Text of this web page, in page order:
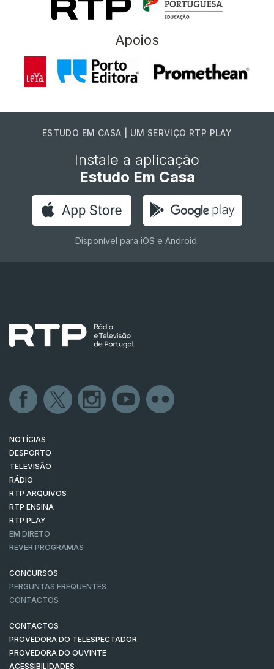
Apoios
ESTUDO EM CASA | UM SERVIÇO RTP PLAY
Instale a aplicação
Estudo Em Casa
Disponível para iOS e Android.
NOTÍCIAS
DESPORTO
TELEVISÃO
RÁDIO
RTP ARQUIVOS
RTP ENSINA
RTP PLAY
EM DIRETO
REVER PROGRAMAS
CONCURSOS
PERGUNTAS FREQUENTES
CONTACTOS
CONTACTOS
PROVEDORA DO TELESPECTADOR
PROVEDORA DO OUVINTE
ACESSIBILIDADES